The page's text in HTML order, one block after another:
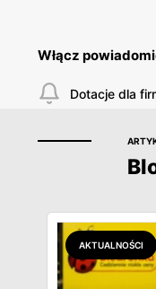
Włącz
Dotacje dla
AKTUALNOŚCI